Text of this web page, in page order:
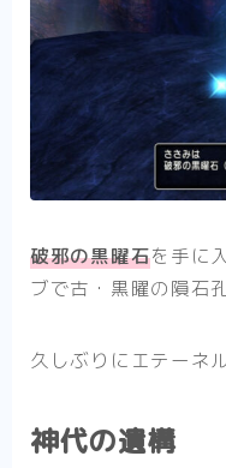
破邪の黒曜石を手に
ブで古・黒曜の隕石
久しぶりにエテーネ
神代の遺構